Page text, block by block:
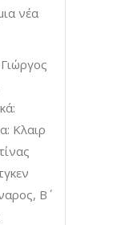
νέα
Κλαιρ
Β΄